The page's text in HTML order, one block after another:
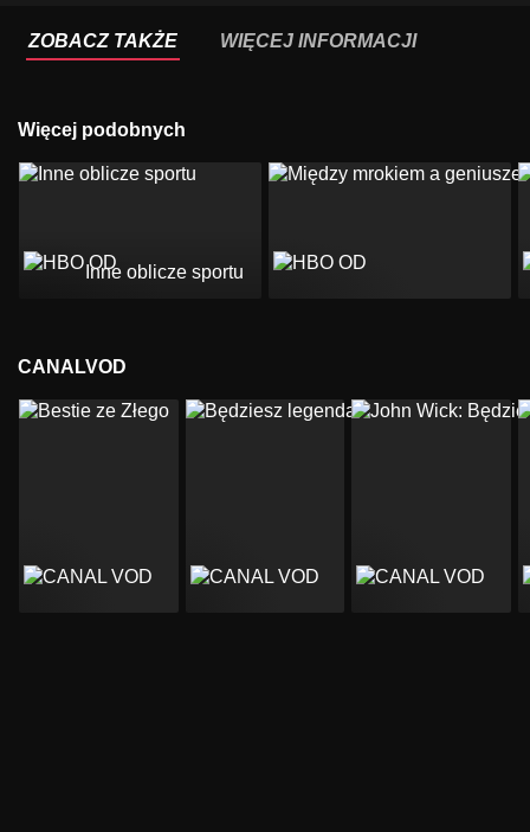
ZOBACZ TAKŻE WIĘCEJ INFORMACJI
Więcej podobnych
Inne oblicze sportu
CANALVOD